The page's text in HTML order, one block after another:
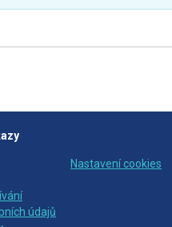
údajů
Nastavení cookies